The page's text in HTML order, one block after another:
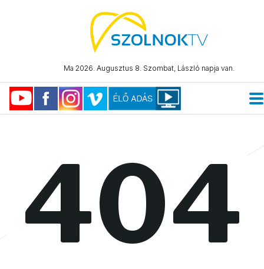
Ma 2026. Augusztus 8. Szombat, László napja van.
404